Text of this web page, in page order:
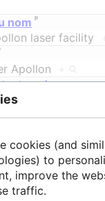
nom ᵖ
laser facility
Apollon
données
wp-
06/
de communauté
+ ,
cookies (and
to
improve the
traffic.